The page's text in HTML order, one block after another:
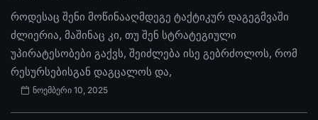
როდესაც შენი მოწინააღმდეგე ტაქტიკურ დაგეგმვაში
ძლიერია, მაშინაც კი, თუ შენ სტრატეგიული
უპირატესობები გაქვს, შეიძლება ისე გებრძოლოს, რომ
რესურსებისგან დაგცალოს და,
ნოემბერი 10, 2025